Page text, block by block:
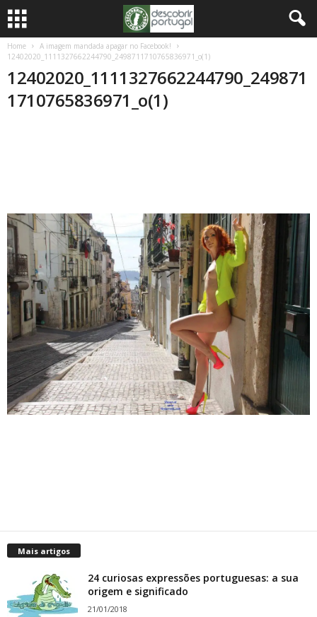
Home
A imagem mandada apagar no Facebook!
12402020_1111327662244790_2498711710765836971_o(1)
12402020_1111327662244790_249871
1710765836971_o(1)
Mais artigos
24 curiosas expressões portuguesas: a sua
origem e significado
21/01/2018